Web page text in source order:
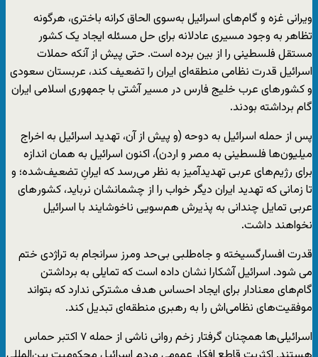
ویرانی غزه و گام‌های اسرائیل به‌سوی الحاق کرانه باختری، هرگونه
تظاهر به وجود مسیری عادلانه برای حل مسئله ایجاد یک کشور
مستقل فلسطینی را از بین برده است. حتی پیش از آنکه حملات
اسرائیل قدرت نظامی منطقه‌ای ایران را تضعیف کند، عربستان سعودی
و کشور‌های عرب خلیج فارس در مسیر آشتی با جمهوری اسلامی ایران
گام برداشته بودند.
پس از حمله اسرائیل به دوحه (و پیش از آن، تهدید اسرائیل به اخراج
میلیون‌ها فلسطینی به مصر و اردن)، اکنون اسرائیل به همان اندازه
برای رژیم‌های عربی تهدیدآمیز به نظر می‌رسد که ایرانِ تضعیف‌شده؛ و
تا زمانی که تهدید ایران دیگر خواب را از چشمانشان نرباید، کشور‌های
عربی تمایل چندانی به پذیرش هم‌سویی ناخوشایند با اسرائیل
نخواهند داشت.
قدرت افسارگسیخته و جاه‌طلبی بی‌حد ‌و‌مرز سرانجام به تراژدی ختم
می شود. اسرائیل آشکارا نشان داده است که تمایلی به برداشتن
گام‌های معنادار برای ایجاد احساس هدف مشترکی ندارد که بتواند
موفقیت‌های نظامی‌اش را به رهبری منطقه‌ای تبدیل کند.
اسرائیلی‌ها همچنان گرفتار زخم روانی ناشی از حمله ۷ اکتبر حماس